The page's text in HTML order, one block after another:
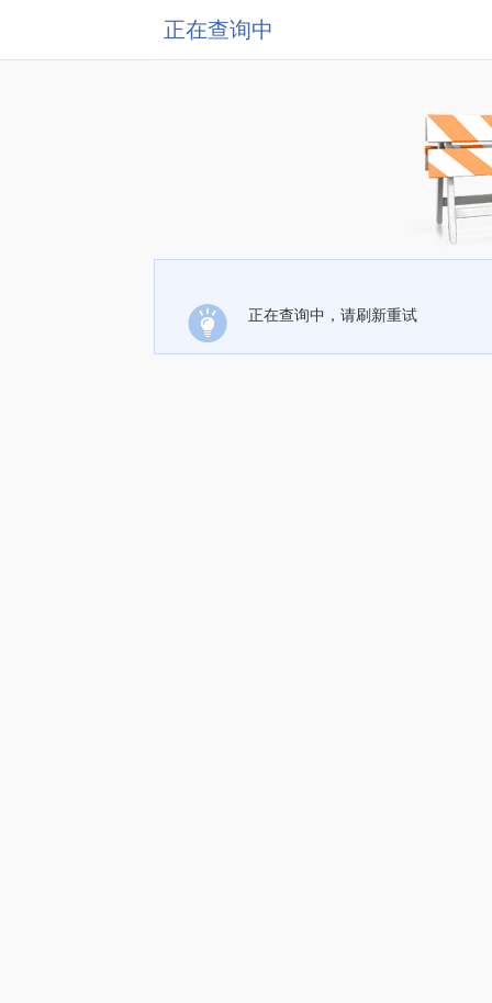
正在查询中
正在查询中，请刷新重试